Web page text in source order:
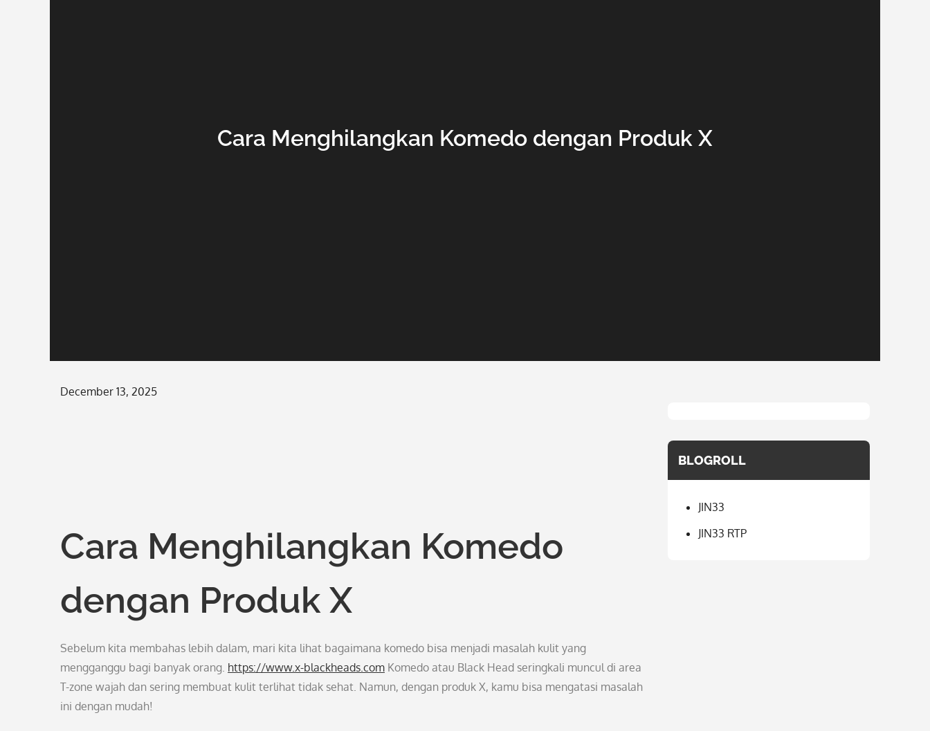
Cara Menghilangkan Komedo dengan Produk X
Posted
December 13, 2025
Cara Menghilangkan Komedo
dengan Produk X
Sebelum kita membahas lebih dalam, mari kita lihat bagaimana komedo bisa menjadi masalah kulit yang
mengganggu bagi banyak orang. https://www.x-blackheads.com Komedo atau Black Head seringkali muncul di area
T-zone wajah dan sering membuat kulit terlihat tidak sehat. Namun, dengan produk X, kamu bisa mengatasi masalah
ini dengan mudah!
BLOGROLL
JIN33
JIN33 RTP